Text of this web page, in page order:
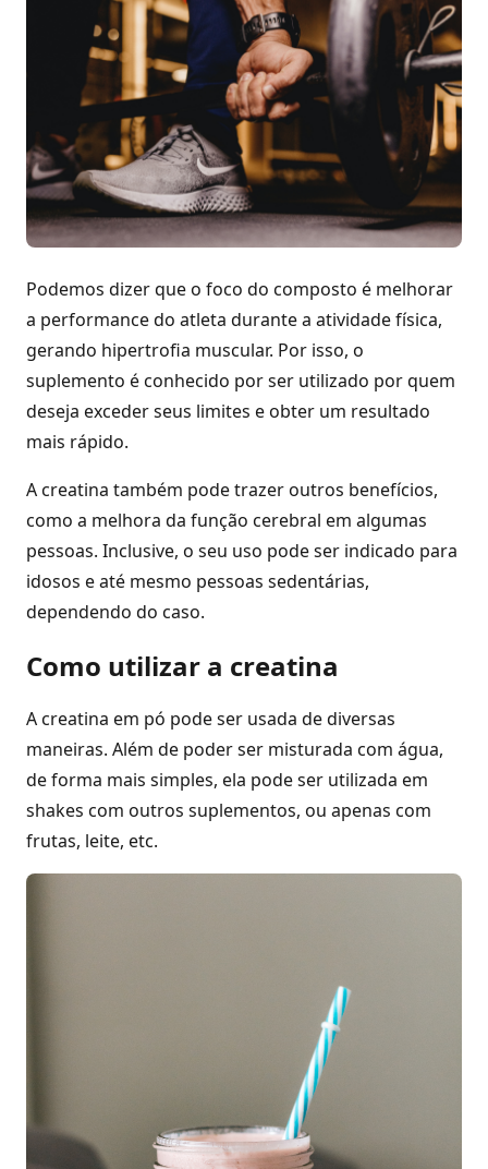
Podemos dizer que o foco do composto é melhorar
a performance do atleta durante a atividade física,
gerando hipertrofia muscular. Por isso, o
suplemento é conhecido por ser utilizado por quem
deseja exceder seus limites e obter um resultado
mais rápido.
A creatina também pode trazer outros benefícios,
como a melhora da função cerebral em algumas
pessoas. Inclusive, o seu uso pode ser indicado para
idosos e até mesmo pessoas sedentárias,
dependendo do caso.
Como utilizar a creatina
A creatina em pó pode ser usada de diversas
maneiras. Além de poder ser misturada com água,
de forma mais simples, ela pode ser utilizada em
shakes com outros suplementos, ou apenas com
frutas, leite, etc.